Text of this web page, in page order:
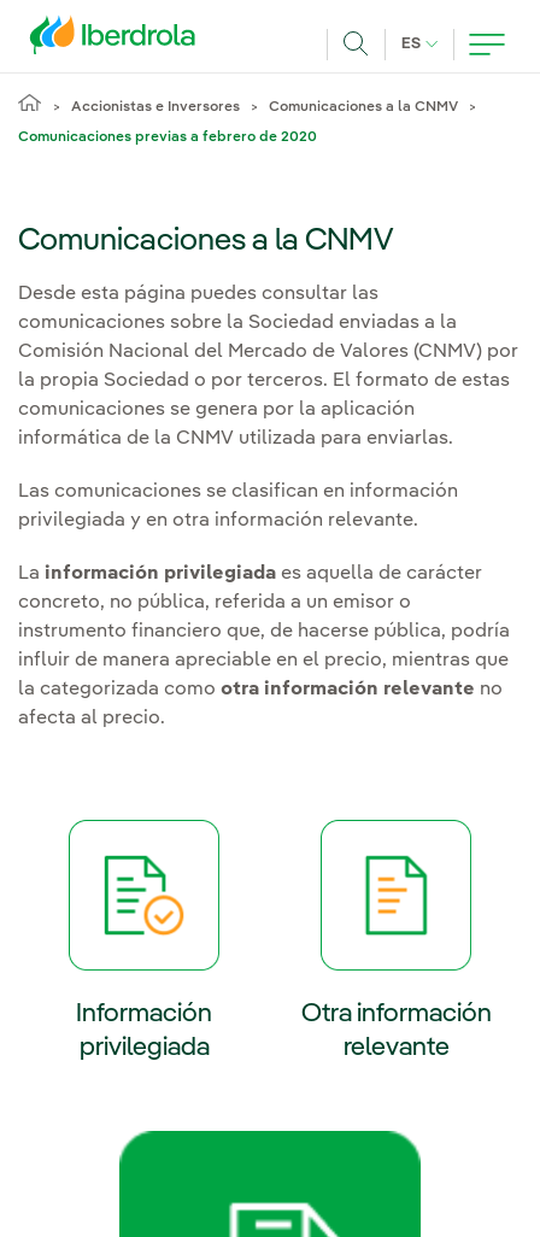
ES IDIOMA
Accionistas e Inversores Comunicaciones a la CNMV
Comunicaciones previas a febrero de 2020
Comunicaciones a la CNMV
Desde esta página puedes consultar las
comunicaciones sobre la Sociedad enviadas a la
Comisión Nacional del Mercado de Valores (CNMV) por
la propia Sociedad o por terceros. El formato de estas
comunicaciones se genera por la aplicación
informática de la CNMV utilizada para enviarlas.
Las comunicaciones se clasifican en información
privilegiada y en otra información relevante.
La información privilegiada es aquella de carácter
concreto, no pública, referida a un emisor o
instrumento financiero que, de hacerse pública, podría
influir de manera apreciable en el precio, mientras que
la categorizada como otra información relevante no
afecta al precio.
Información
privilegiada
se abre en ventana nueva.
Otra información
relevante
Enlace externo, se abre en